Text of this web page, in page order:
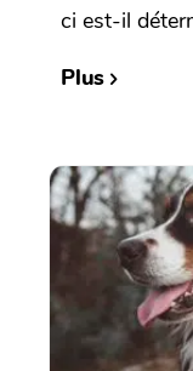
ci est-il
Plus